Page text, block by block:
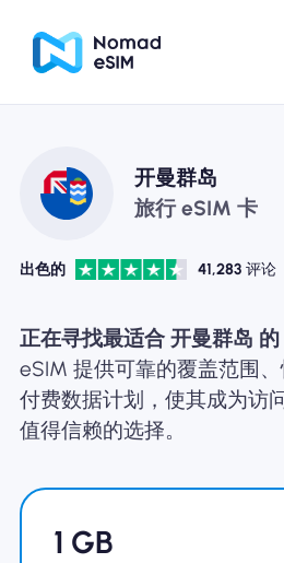
登录 / 注册
关于 eSIM
开曼群岛
旅行 eSIM 卡
出色的 41,283 评论
正在寻找最适合 开曼群岛 的
eSIM 提供可靠的覆盖范围
付费数据计划，使其成为访
值得信赖的选择。
1 GB